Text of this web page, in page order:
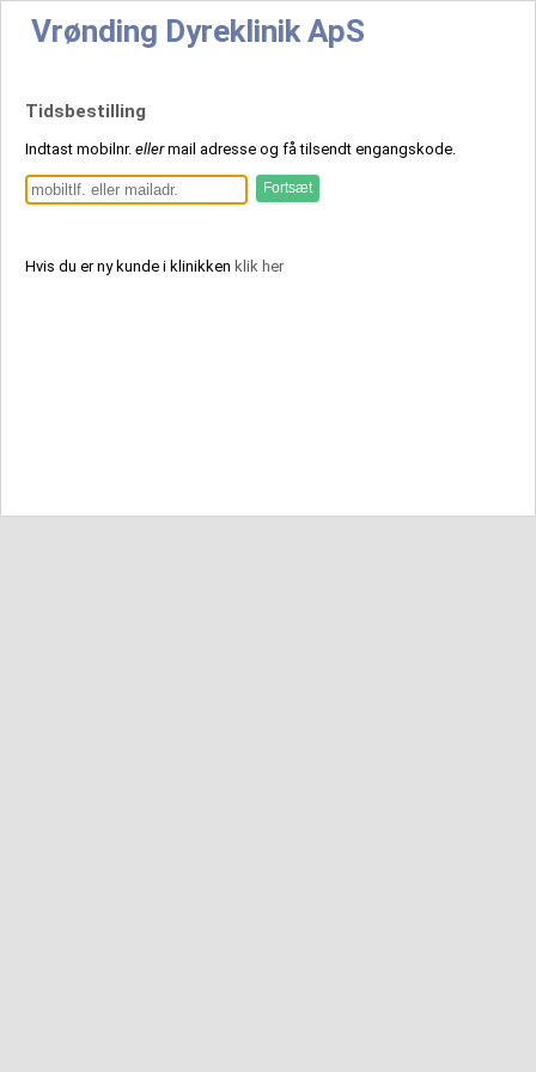
Vrønding Dyreklinik ApS
Tidsbestilling
Indtast mobilnr. ellermail adresse og få tilsendt engangskode.
Hvis du er ny kunde i klinikken klik her